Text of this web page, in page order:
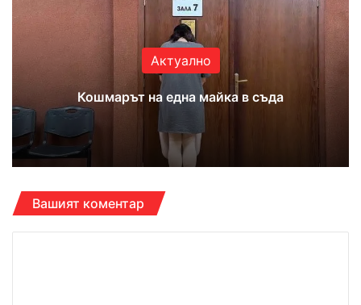
Актуално
Кошмарът на една майка в съда
Вашият коментар